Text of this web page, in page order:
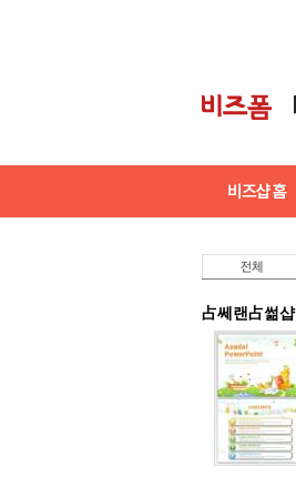
占쎄랜占썲샵